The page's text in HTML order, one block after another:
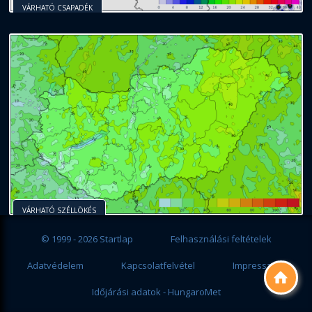

VÁRHATÓ CSAPADÉK
VÁRHATÓ SZÉLLÖKÉS
© 1999 - 2026 Startlap Felhasználási feltételek
Adatvédelem Kapcsolatfelvétel Impresszum
Időjárási adatok - HungaroMet